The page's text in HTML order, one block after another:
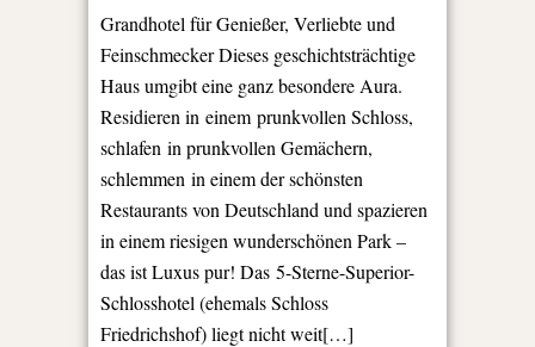
Grandhotel für Genießer, Verliebte und
Feinschmecker Dieses geschichtsträchtige
Haus umgibt eine ganz besondere Aura.
Residieren in einem prunkvollen Schloss,
schlafen in prunkvollen Gemächern,
schlemmen in einem der schönsten
Restaurants von Deutschland und spazieren
in einem riesigen wunderschönen Park –
das ist Luxus pur! Das 5-Sterne-Superior-
Schlosshotel (ehemals Schloss
Friedrichshof) liegt nicht weit[…]